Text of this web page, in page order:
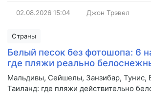
02.08.2026 15:04 Джон Трэвел
Страны
Белый песок без фотошопа: 6
где пляжи реально
Мальдивы, Сейшелы, Занзибар, Тунис,
Таиланд: где пляжи действительно